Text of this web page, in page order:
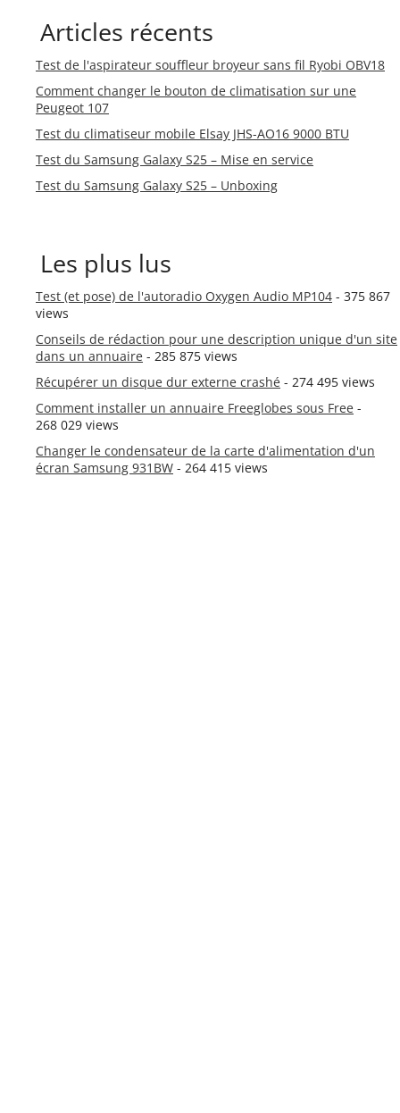
Articles récents
Test de l'aspirateur souffleur broyeur sans fil Ryobi OBV18
Comment changer le bouton de climatisation sur une
Peugeot 107
Test du climatiseur mobile Elsay JHS-AO16 9000 BTU
Test du Samsung Galaxy S25 – Mise en service
Test du Samsung Galaxy S25 – Unboxing
Les plus lus
Test (et pose) de l'autoradio Oxygen Audio MP104 - 375 867
views
Conseils de rédaction pour une description unique d'un site
dans un annuaire - 285 875 views
Récupérer un disque dur externe crashé - 274 495 views
Comment installer un annuaire Freeglobes sous Free -
268 029 views
Changer le condensateur de la carte d'alimentation d'un
écran Samsung 931BW - 264 415 views